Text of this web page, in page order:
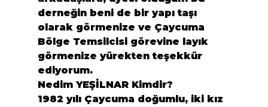
derneğin beni de bir yapı taşı
olarak görmenize ve Çaycuma
Bölge Temsilcisi görevine layık
görmenize yürekten teşekkür
ediyorum.
Nedim YEŞİLNAR Kimdir?
1982 yılı Çaycuma doğumlu, iki kız